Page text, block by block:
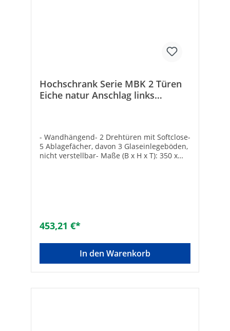
Hochschrank Serie MBK 2 Türen
Eiche natur Anschlag links
- Wandhängend- 2 Drehtüren mit Softclose-
5 Ablagefächer, davon 3 Glaseinlegeböden,
nicht verstellbar- Maße (B x H x T): 350 x
453,21 €*
In den Warenkorb